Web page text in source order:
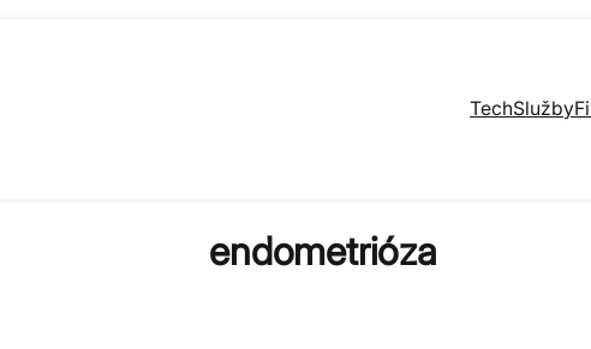
TechSlužby
endometrióza